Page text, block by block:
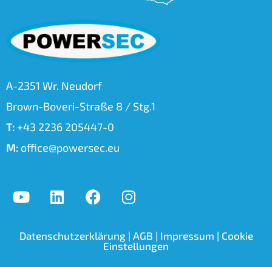
A-2351 Wr. Neudorf
Brown-Boveri-Straße 8 / Stg.1
T: +43 2236 205447-0
M: office@powersec.eu
Datenschutzerklärung | AGB | Impressum | Cookie
Einstellungen